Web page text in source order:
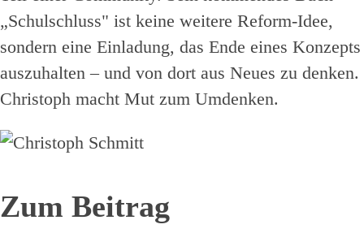
„Schulschluss" ist keine weitere Reform-Idee,
sondern eine Einladung, das Ende eines Konzepts
auszuhalten – und von dort aus Neues zu denken.
Christoph macht Mut zum Umdenken.
Zum Beitrag